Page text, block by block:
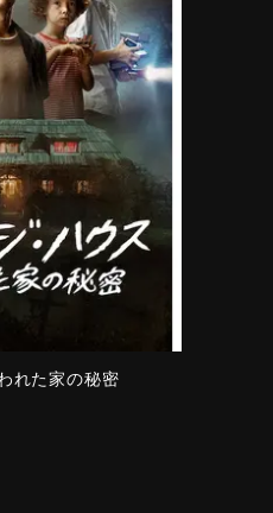
れた家の秘密